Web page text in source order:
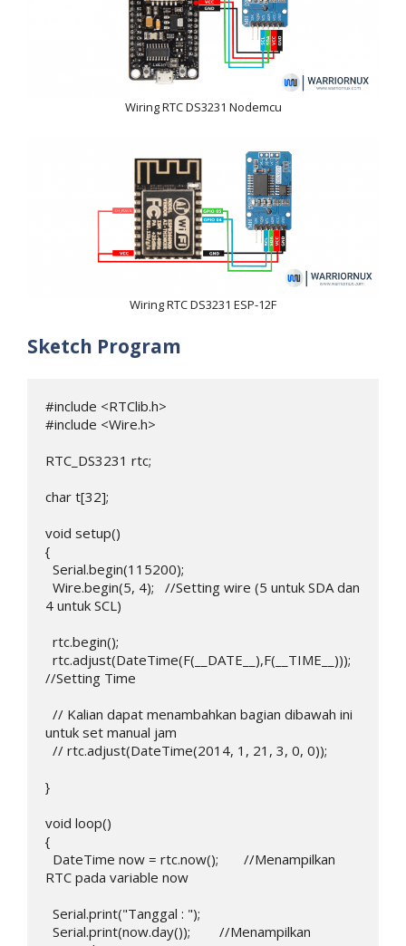
Wiring RTC DS3231 Nodemcu
Wiring RTC DS3231 ESP-12F
Sketch Program
#include <RTClib.h>
#include <Wire.h>
RTC_DS3231 rtc;
char t[32];
void setup()
{
4 untuk SCL)
//Setting Time
untuk set manual jam
}
void loop()
{
RTC pada variable now